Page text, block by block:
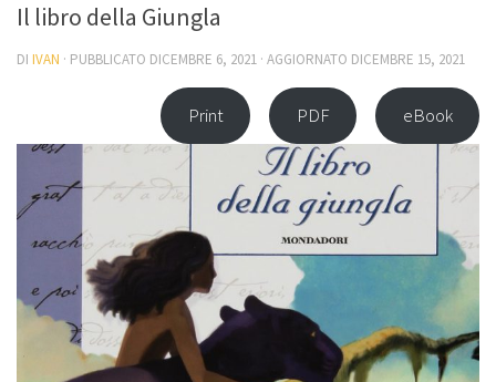
Il libro della Giungla
DI IVAN · PUBBLICATO DICEMBRE 6, 2021 · AGGIORNATO DICEMBRE 15, 2021
Print PDF eBook